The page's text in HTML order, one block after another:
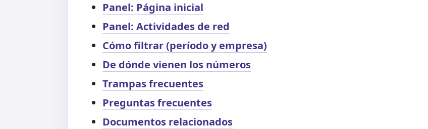
Panel: Página inicial
Panel: Actividades de red
Cómo filtrar (período y empresa)
De dónde vienen los números
Trampas frecuentes
Preguntas frecuentes
Documentos relacionados